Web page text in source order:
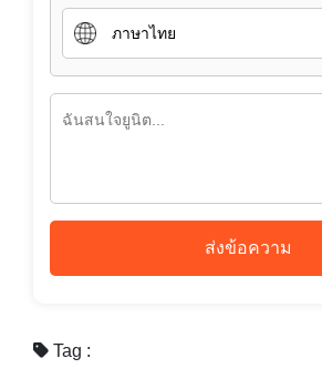
ส่งข้อความ
Tag :